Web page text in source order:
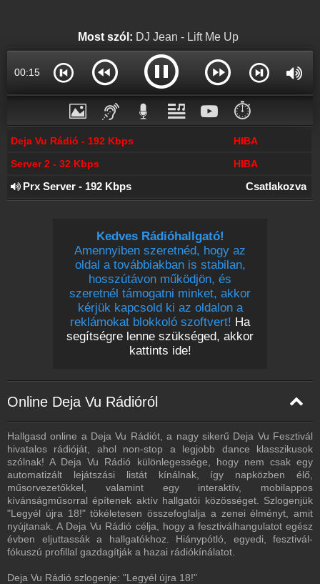
Most szól: DJ Jean - Lift Me Up
00:16
⏱️
Deja Vu Rádió - 192 Kbps
HIBA
Server 2 - 32 Kbps
HIBA
Prx Server - 192 Kbps Csatlakozva
Kedves Rádióhallgató!
Amennyiben szeretnéd, hogy az
oldal a továbbiakban is stabilan,
hosszútávon működjön, és
szeretnél támogatni minket, akkor
kérjük kapcsold ki az oldalon a
reklámokat blokkoló szoftvert! Ha
segítségre lenne szükséged, akkor
kattints ide!
Online Deja Vu Rádióról
Hallgasd online a Deja Vu Rádiót, a nagy sikerű Deja Vu Fesztivál
hivatalos rádióját, ahol non-stop a legjobb dance klasszikusok
szólnak! A Deja Vu Rádió különlegessége, hogy nem csak egy
automatizált lejátszási listát kínálnak, így napközben élő,
műsorvezetőkkel, valamint egy interaktív, mobilappos
kívánságműsorral építenek aktív hallgatói közösséget. Szlogenjük
"Legyél újra 18!" tökéletesen összefoglalja a zenei élményt, amit
nyújtanak. A Deja Vu Rádió célja, hogy a fesztiválhangulatot egész
évben eljuttassák a hallgatókhoz. Hiánypótló, egyedi, fesztivál-
fókuszú profillal gazdagítják a hazai rádiókínálatot.
Deja Vu Rádió szlogenje: "Legyél újra 18!"